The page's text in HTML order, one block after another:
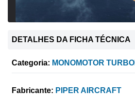
DETALHES DA FICHA TÉCNICA
Categoria: MONOMOTOR
Fabricante: PIPER AIRCRAFT